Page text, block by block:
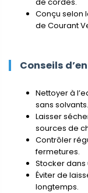
de cordes.
Conçu selon
de Courant
Conseils
Nettoyer à
sans solvants.
Laisser
sources de
Contrôler
fermetures.
Stocker
Éviter de
longtemps.